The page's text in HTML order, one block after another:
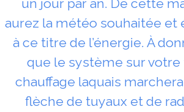
un jour par an. De cette
aurez la météo souhaitée et
à ce titre de l’énergie. À
que le système sur
chauffage laquais
flèche de tuyaux et de